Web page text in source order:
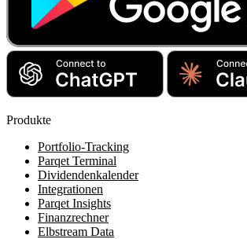
Produkte
Portfolio-Tracking
Parqet Terminal
Dividendenkalender
Integrationen
Parqet Insights
Finanzrechner
Elbstream Data